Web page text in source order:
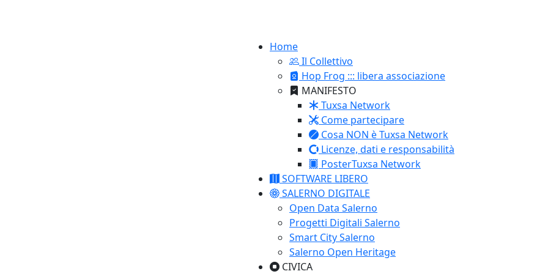
Home
Il Collettivo
Hop Frog ::: libera associazione
MANIFESTO
Tuxsa Network
Come partecipare
Cosa NON è Tuxsa Network
Licenze, dati e responsabilità
PosterTuxsa Network
SOFTWARE LIBERO
SALERNO DIGITALE
Open Data Salerno
Progetti Digitali Salerno
Smart City Salerno
Salerno Open Heritage
CIVICA